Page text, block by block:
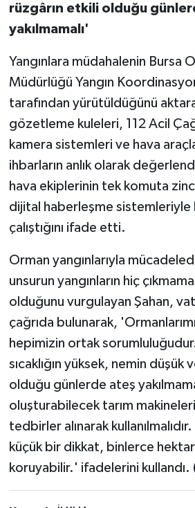
rüzgârın etkili olduğu
yakılmamalı'
Yangınlara müdahalenin Bursa
Müdürlüğü Yangın
tarafından yürütüldüğünü
gözetleme kuleleri, 112 Acil
kamera sistemleri ve hava
ihbarların anlık olarak
hava ekiplerinin tek komuta
dijital haberleşme sistemleriyle
çalıştığını ifade etti.
Orman yangınlarıyla
unsurun yangınların hiç
olduğunu vurgulayan Şahan,
çağrıda bulunarak,
hepimizin ortak
sıcaklığın yüksek, nemin düşük
olduğu günlerde ateş
oluşturabilecek tarım
tedbirler alınarak
küçük bir dikkat, binlerce
koruyabilir.' ifadelerini kullandı.